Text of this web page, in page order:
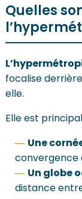
Quelles
focalise
elle.
Elle est
Une
convergence
Un globe
distance